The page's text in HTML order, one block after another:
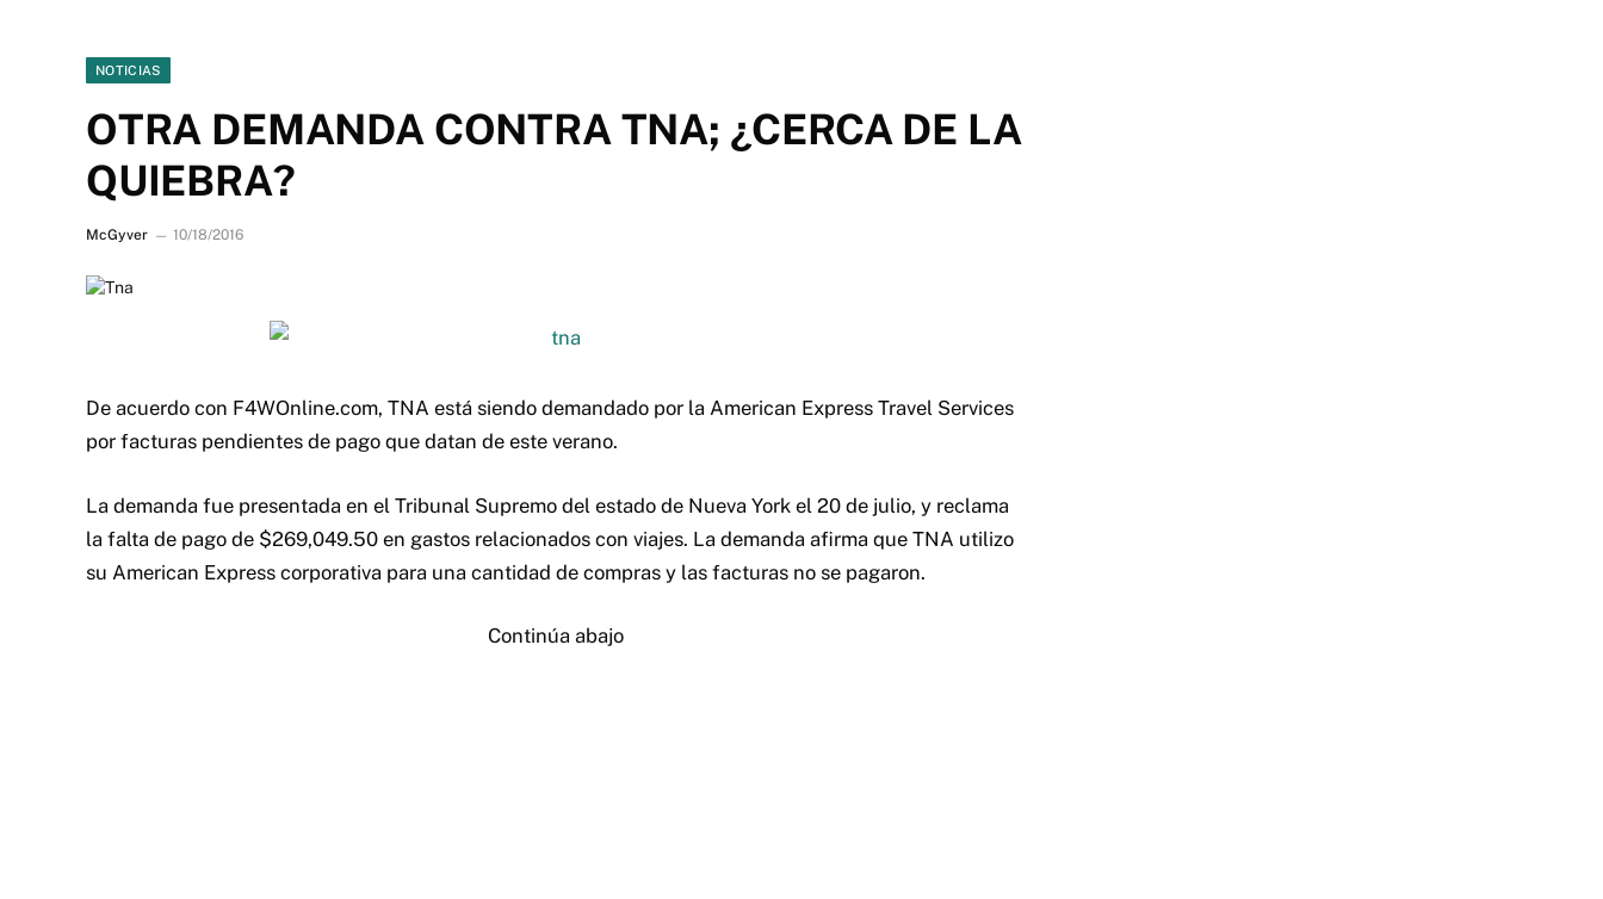
NOTICIAS
OTRA DEMANDA CONTRA TNA; ¿CERCA DE LA
QUIEBRA?
McGyver 10/18/2016
De acuerdo con F4WOnline.com, TNA está siendo demandado por la American Express Travel Services
por facturas pendientes de pago que datan de este verano.
La demanda fue presentada en el Tribunal Supremo del estado de Nueva York el 20 de julio, y reclama
la falta de pago de $269,049.50 en gastos relacionados con viajes. La demanda afirma que TNA utilizo
su American Express corporativa para una cantidad de compras y las facturas no se pagaron.
Continúa abajo